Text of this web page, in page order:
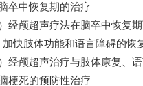
卒中恢复期的治疗
）经颅超声疗法在脑卒中恢复
加快肢体功能和语言障碍的恢
）经颅超声治疗与肢体康复、
梗死的预防性治疗